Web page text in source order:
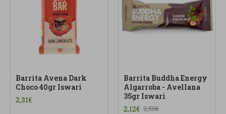
Barrita Avena Dark
Choco 40gr Iswari
2,31€
Barrita Buddha Energy
Algarroba - Avellana
35gr Iswari
2,12€ 2,50€